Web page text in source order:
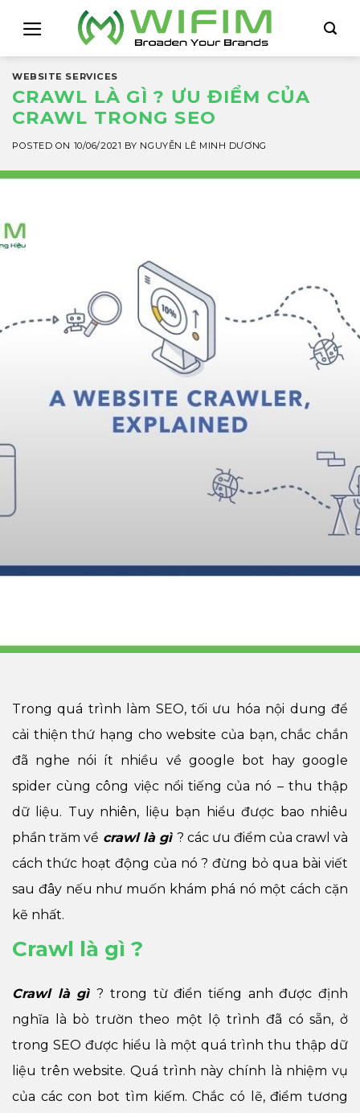
content
WEBSITE SERVICES
CRAWL LÀ GÌ ? ƯU ĐIỂM CỦA
CRAWL TRONG SEO
POSTED ON 10/06/2021 BY NGUYỄN LÊ MINH DƯƠNG
Trong quá trình làm SEO, tối ưu hóa nội dung để
cải thiện thứ hạng cho website của bạn, chắc chắn
đã nghe nói ít nhiều về google bot hay google
spider cùng công việc nổi tiếng của nó – thu thập
dữ liệu. Tuy nhiên, liệu bạn hiểu được bao nhiêu
phần trăm về crawl là gì ? các ưu điểm của crawl và
cách thức hoạt động của nó ? đừng bỏ qua bài viết
sau đây nếu như muốn khám phá nó một cách cặn
kẽ nhất.
Crawl là gì ?
Crawl là gì? trong từ điển tiếng anh được định
nghĩa là bò trườn theo một lộ trình đã có sẵn, ở
trong SEO được hiểu là một quá trình thu thập dữ
liệu trên website. Quá trình này chính là nhiệm vụ
của các con bot tìm kiếm. Chắc có lẽ, điểm tương